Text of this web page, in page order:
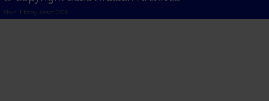
Visual Library Server 2026